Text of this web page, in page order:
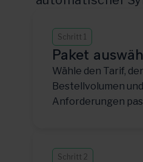
Schritt 1
Paket
Wähle den Tarif,
Bestellvolumen
Anforderungen
Schritt 2